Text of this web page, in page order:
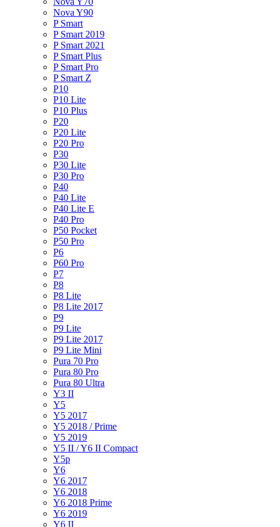
Nova Y90
P Smart
P Smart 2019
P Smart 2021
P Smart Plus
P Smart Pro
P Smart Z
P10
P10 Lite
P10 Plus
P20
P20 Lite
P20 Pro
P30
P30 Lite
P30 Pro
P40
P40 Lite
P40 Lite E
P40 Pro
P50 Pocket
P50 Pro
P6
P60 Pro
P7
P8
P8 Lite
P8 Lite 2017
P9
P9 Lite
P9 Lite 2017
P9 Lite Mini
Pura 70 Pro
Pura 80 Pro
Pura 80 Ultra
Y3 II
Y5
Y5 2017
Y5 2018 / Prime
Y5 2019
Y5 II / Y6 II Compact
Y5p
Y6
Y6 2017
Y6 2018
Y6 2018 Prime
Y6 2019
Y6 II